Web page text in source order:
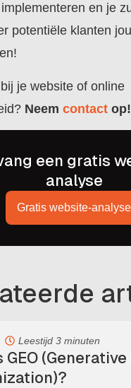
en je
potentiële klanten
je website of online
Neemcontact op!
een gratis
analyse
Gratis website-analyse
Leestijd 3 minuten
GEO